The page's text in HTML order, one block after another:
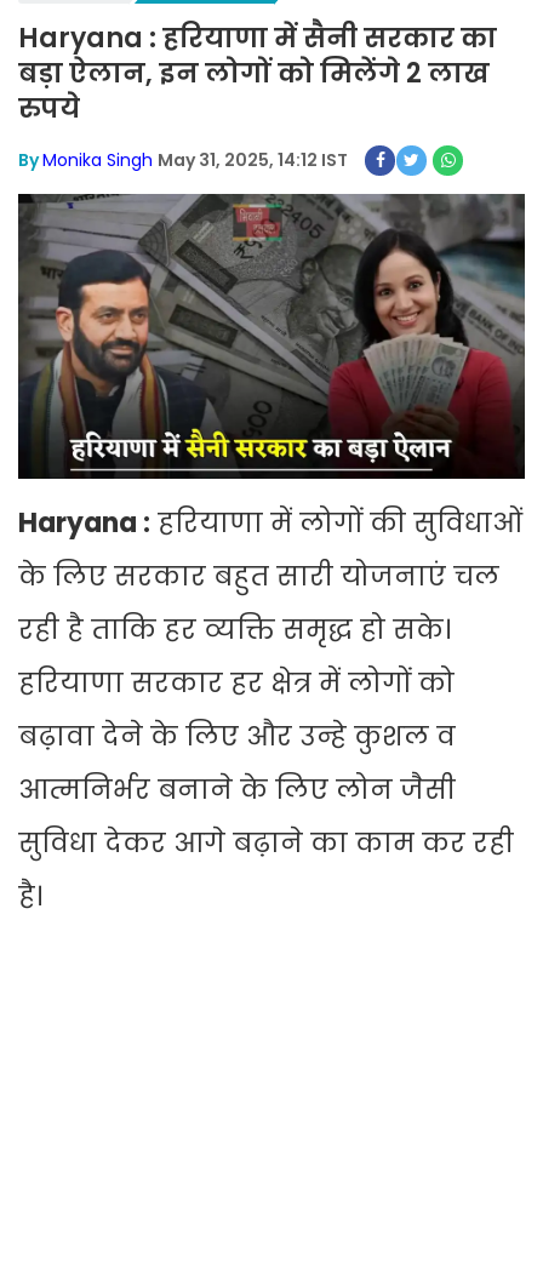
Haryana : हरियाणा में सैनी सरकार का
बड़ा ऐलान, इन लोगों को मिलेंगे 2 लाख
रुपये
ByMonika Singh May 31, 2025, 14:12 IST
Haryana : हरियाणा में लोगों की सुविधाओं
के लिए सरकार बहुत सारी योजनाएं चल
रही है ताकि हर व्यक्ति समृद्ध हो सके।
हरियाणा सरकार हर क्षेत्र में लोगों को
बढ़ावा देने के लिए और उन्हे कुशल व
आत्मनिर्भर बनाने के लिए लोन जैसी
सुविधा देकर आगे बढ़ाने का काम कर रही
है।